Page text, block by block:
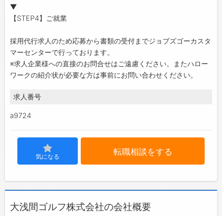
▼
【STEP4】ご就業
採用代行求人のため応募から書類の受付までジョブズゴーカスタ
マーセンターで行っております。
※求人企業様への直接のお問合せはご遠慮ください。またハロー
ワークの紹介状が必要な方は事前にお問い合わせください。
求人番号
a9724
気になる 転職相談をする
大浅間ゴルフ株式会社の会社概要